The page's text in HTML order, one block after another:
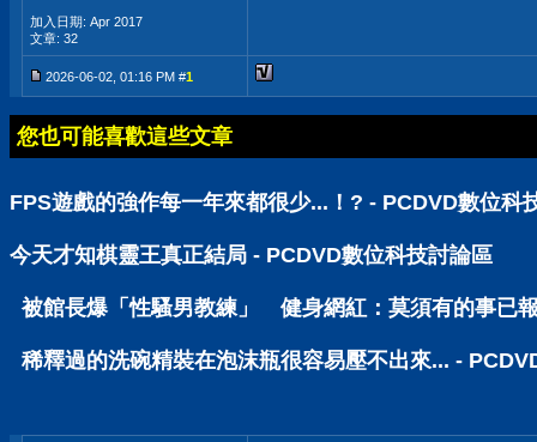
加入日期: Apr 2017
文章: 32
2026-06-02, 01:16 PM #1
您也可能喜歡這些文章
FPS遊戲的強作每一年來都很少...！? - PCDVD數位科
今天才知棋靈王真正結局 - PCDVD數位科技討論區
被館長爆「性騷男教練」 健身網紅：莫須有的事已
稀釋過的洗碗精裝在泡沫瓶很容易壓不出來... -